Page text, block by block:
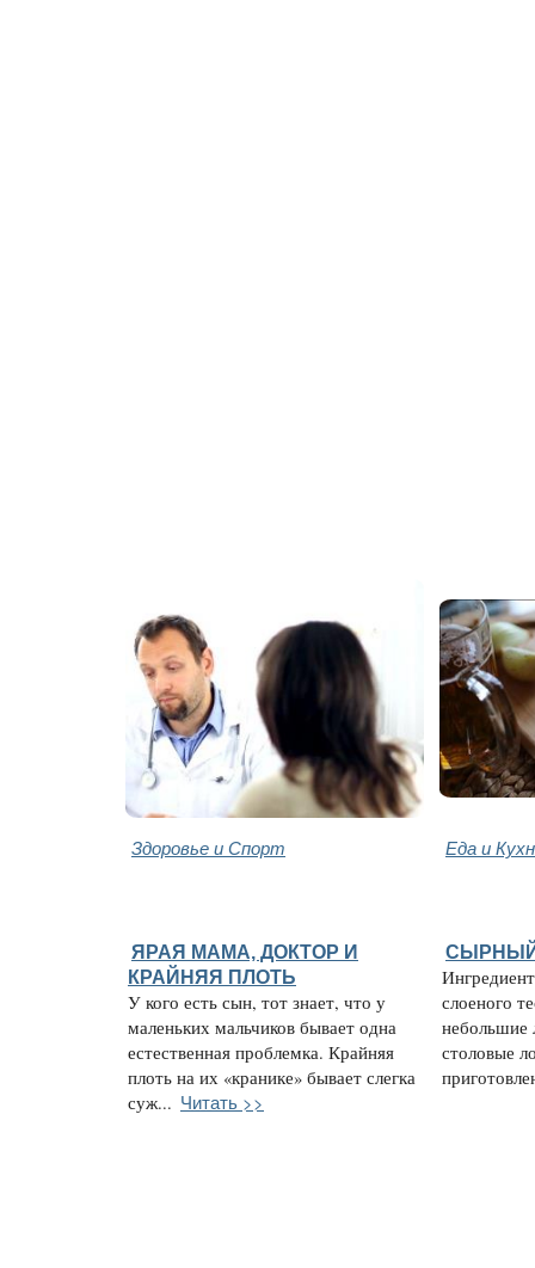
Здоровье и Спорт Еда и
ЯРАЯ МАМА, ДОКТОР И
КРАЙНЯЯ ПЛОТЬ
У кого есть сын, тот знает, что у
маленьких мальчиков бывает одна
естественная проблемка. Крайняя
плоть на их «кранике» бывает слегка
суж... Читать >>
слоеного
небольшие
столовые